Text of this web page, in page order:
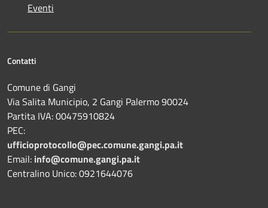
Eventi
Contatti
Comune di Gangi
Via Salita Municipio, 2 Gangi Palermo 90024
Partita IVA: 00475910824
PEC:
ufficioprotocollo@pec.comune.gangi.pa.it
Email: info@comune.gangi.pa.it
Centralino Unico: 0921644076